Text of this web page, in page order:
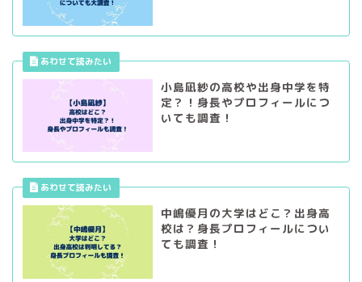
小島凪紗の高校や出身中学を特
定？！身長やプロフィールにつ
いても調査！
中嶋優月の大学はどこ？出身高
校は？身長プロフィールについ
ても調査！